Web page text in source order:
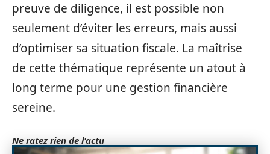
preuve de diligence, il est possible non
seulement d’éviter les erreurs, mais aussi
d’optimiser sa situation fiscale. La maîtrise
de cette thématique représente un atout à
long terme pour une gestion financière
sereine.
Ne ratez rien de l'actu